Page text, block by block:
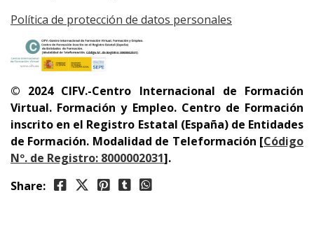
Política de protección de datos personales
© 2024 CIFV.-Centro Internacional de Formación
Virtual. Formación y Empleo. Centro de Formación
inscrito en el Registro Estatal (España) de Entidades
de Formación. Modalidad de Teleformación [Código
Nº. de Registro: 8000002031].
Share: